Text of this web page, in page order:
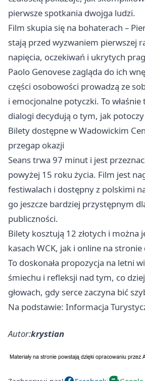
pierwsze spotkania dwojga ludzi.
Film skupia się na bohaterach –
stają przed wyzwaniem pierwszej
napięcia, oczekiwań i ukrytych
Paolo Genovese zagląda do ich
części osobowości prowadzą ze
i emocjonalne potyczki. To
dialogi decydują o tym, jak
Bilety dostępne w Wadowickim
przegap okazji
Seans trwa 97 minut i jest
powyżej 15 roku życia. Film jest
festiwalach i dostępny z polskimi
go jeszcze bardziej przystępnym
publiczności.
Bilety kosztują 12 złotych i można
kasach WCK, jak i online na
To doskonała propozycja na letni
śmiechu i refleksji nad tym, co
głowach, gdy serce zaczyna bić
Na podstawie: Informacja
Autor:krystian